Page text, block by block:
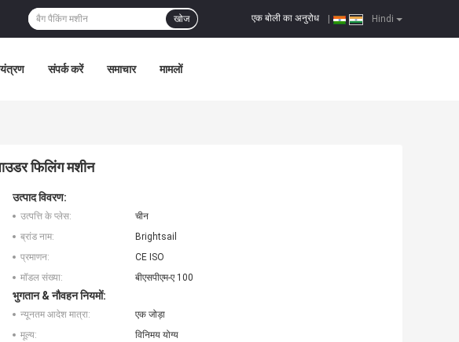
Hindi
एक बोली का अनुरोध
खोज
संपर्क करें समाचार मामलों
फिलिंग मशीन
उत्पाद विवरण:
उत्पत्ति के प्लेस:
चीन
ब्रांड नाम:
Brightsail
प्रमाणन:
CE ISO
मॉडल संख्या:
बीएसपीएम-ए 100
भुगतान & नौवहन नियमों:
न्यूनतम आदेश मात्रा:
एक जोड़ा
मूल्य:
विनिमय योग्य